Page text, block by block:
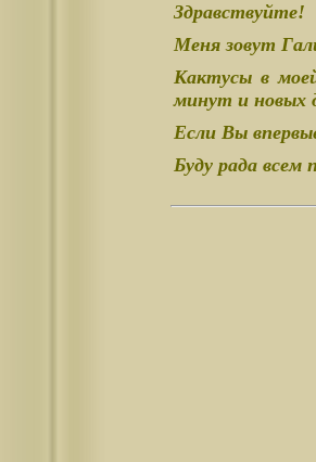
Здравствуйте!
Меня зовут
Кактусы в
минут и новых
Если Вы
Буду рада